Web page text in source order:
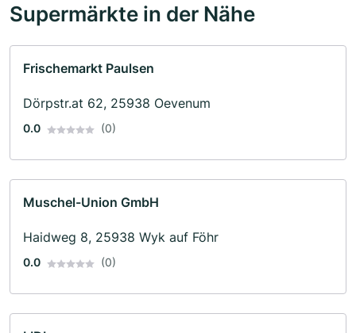
Supermärkte in der Nähe
Frischemarkt Paulsen
Dörpstr.at 62, 25938 Oevenum
0.0 (0)
Muschel-Union GmbH
Haidweg 8, 25938 Wyk auf Föhr
0.0 (0)